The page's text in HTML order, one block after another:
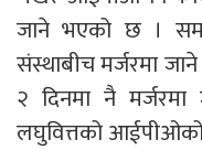
जाने भएको छ ।
संस्थाबीच मर्जरमा
२ दिनमा नै
लघुवित्तको आईपीओको